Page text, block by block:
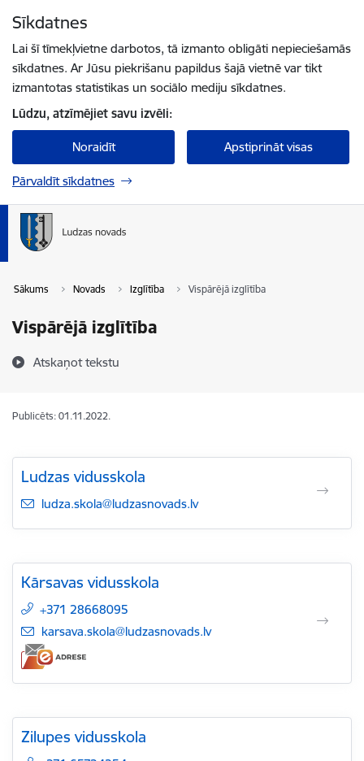
Sīkdatnes
Lai šī tīmekļvietne darbotos, tā izmanto obligāti nepieciešamās
sīkdatnes. Ar Jūsu piekrišanu papildus šajā vietnē var tikt
izmantotas statistikas un sociālo mediju sīkdatnes.
Lūdzu, atzīmējiet savu izvēli:
Noraidīt Apstiprināt visas
Pārvaldīt sīkdatnes
Sākums Novads Izglītība Vispārējā izglītība
Vispārējā izglītība
Atskaņot tekstu
Publicēts: 01.11.2022.
Ludzas vidusskola
E-pasts:
ludza.skola@ludzasnovads.lv
Kārsavas vidusskola
+371 28668095
E-pasts:
karsava.skola@ludzasnovads.lv
Zilupes vidusskola